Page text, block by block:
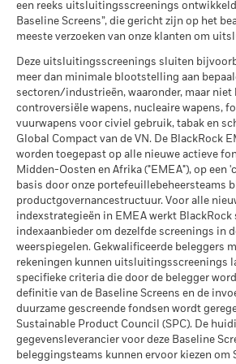
2016 2017
Totaalrendement
13,1 7,2 -
Beperkende
benchmark 1
(%) USD
17,1 7,5 -
Het rendement is weergegeven na
kosten. Instap-/uitstapvergoedingen
aanmerking genomen bij de berekening.
De getoonde cijfers hebben betrekking
verleden.In het verleden behaalde
betrouwbare indicator voor toekomstige
kunnen zich in de toekomst heel anders
u helpen om te beoordelen hoe het
werd beheerd
De prestaties worden weergegeven op
inventariswaarde (NIW), waarbij de
van toepassing, worden herbelegd. Het
belegging kan stijgen of dalen als
onderworpen aan de Belgische
30%. De Belgische roerende voorheffing
op de rente-inkomsten die inbegrepen
die meer dan 10% van hun activa
welk type van schuldvorderingen,
Publicatie van de netto-inventariswaarde:
www.blackrock.com/be, De Tijd,
voor klachten over dit fonds contact op te
BlackRock op het nummer 02 402 49
sturen naar belux@blackrock.com.Voor
telefoongesprekken doorgaans
contact opnemen met de Consumer
informatie vindt u ophttp://
Gunstig
Wat u kunt
Het stressscenario laat zien wat u zou
extreme marktomstandigheden.
MSCI – Overtreders van
Global Compact van de VN
per 30/jun/2026
MSCI – Ketelkool
per 30/jun/2026
MSCI – Oliezand
per 30/jun/2026
Betrokkenheid van
bedrijfsleven Dekking
per 30/jun/2026
Percentage niet-gedekt
Fonds
per 30/jun/2026
De blootstellingen van BlackRock inzake
het bedrijfsleven, zoals hierboven
Ketelkool en Oliezand, worden berekend
voor bedrijven die meer dan 5% van
Alle documenten
een reeks uitsluitingsscreenings
Baseline Screens”, die gericht zijn op het
meeste verzoeken van onze klanten om
Deze uitsluitingsscreenings sluiten
meer dan minimale blootstelling aan
sectoren/industrieën, waaronder, maar niet
controversiële wapens, nucleaire wapens,
vuurwapens voor civiel gebruik, tabak en
Global Compact van de VN. De BlackRock
worden toegepast op alle nieuwe actieve
Midden-Oosten en Afrika ("EMEA"), op een
basis door onze portefeuillebeheersteams
productgovernancestructuur. Voor alle
indexstrategieën in EMEA werkt BlackRock
indexaanbieder om dezelfde screenings in
weerspiegelen. Gekwalificeerde beleggers
rekeningen kunnen uitsluitingsscreenings
specifieke criteria die door de belegger
definitie van de Baseline Screens en de
duurzame gescreende fondsen wordt
Sustainable Product Council (SPC). De
gegevensleverancier voor deze Baseline
beleggingsteams kunnen ervoor kiezen om